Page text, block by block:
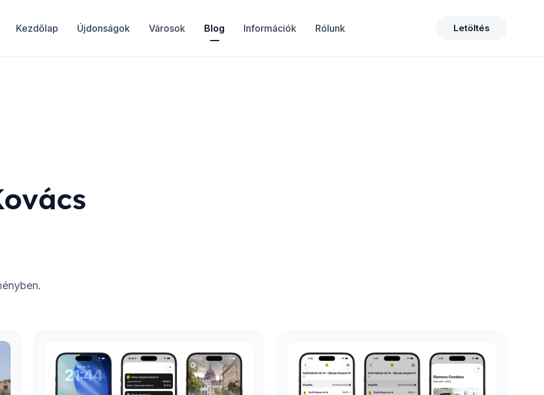
Kezdőlap Újdonságok Városok Blog Információk Rólunk Letöltés